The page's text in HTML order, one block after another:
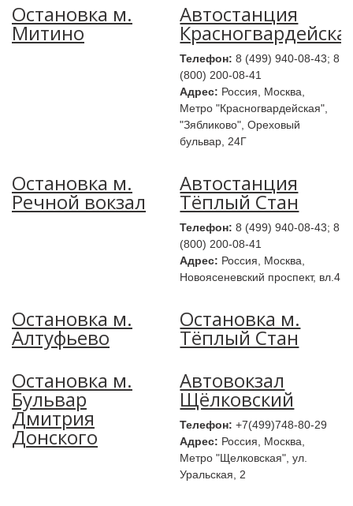
Остановка м.
Митино
Автостанция
Телефон: 8 (499) 940-08-43; 8
(800) 200-08-41
Адрес: Россия, Москва,
Метро "Красногвардейская",
"Зябликово", Ореховый
бульвар, 24Г
Остановка м.
Речной вокзал
Автостанция
Тёплый Стан
Телефон: 8 (499) 940-08-43; 8
(800) 200-08-41
Адрес: Россия, Москва,
Новоясеневский проспект, вл.4
Остановка м.
Алтуфьево
Остановка м.
Тёплый Стан
Остановка м.
Бульвар
Дмитрия
Донского
Автовокзал
Щёлковский
Телефон: +7(499)748-80-29
Адрес: Россия, Москва,
Метро "Щелковская", ул.
Уральская, 2